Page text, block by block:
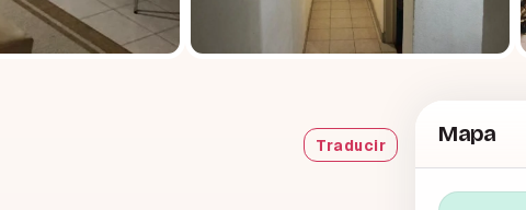
Traducir Mapa